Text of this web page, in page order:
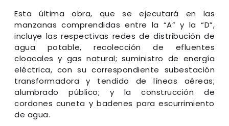
Esta última obra, que se ejecutará en las
manzanas comprendidas entre la “A” y la “D”,
incluye las respectivas redes de distribución de
agua potable, recolección de efluentes
cloacales y gas natural; suministro de energía
eléctrica, con su correspondiente subestación
transformadora y tendido de líneas aéreas;
alumbrado público; y la construcción de
cordones cuneta y badenes para escurrimiento
de agua.